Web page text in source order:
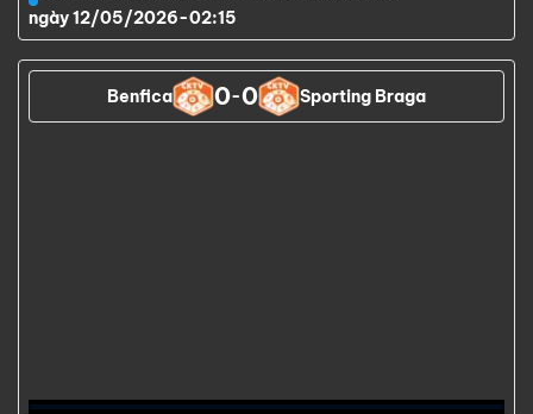
ngày 12/05/2026-02:15
Benfica 0-0 Sporting Braga